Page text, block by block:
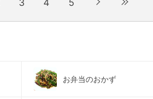
3 4 5
お弁当のおかず